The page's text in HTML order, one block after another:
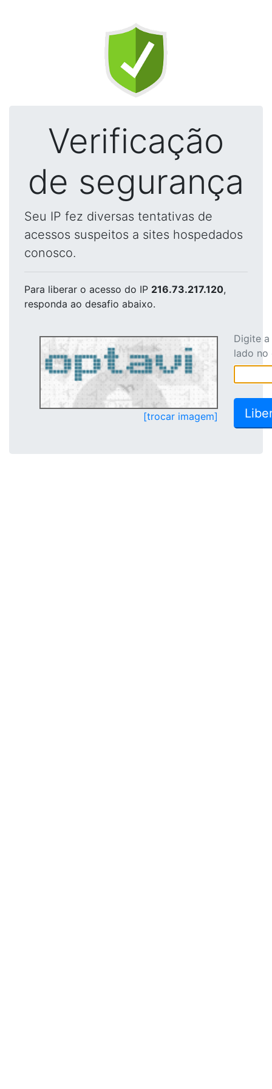
Verificação
de segurança
Seu IP fez diversas tentativas de
acessos suspeitos a sites hospedados
conosco.
Para liberar o acesso do IP 216.73.217.120,
responda ao desafio abaixo.
[trocar imagem]
Digite
lado no